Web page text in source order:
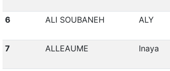
6 ALI SOUBANEH ALY
7 ALLEAUME Inaya